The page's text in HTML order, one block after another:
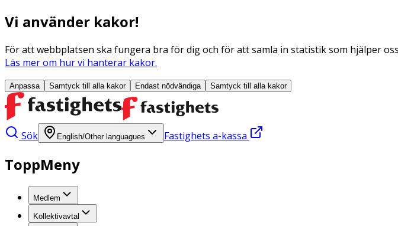
Vi använder kakor!
För att webbplatsen ska fungera bra för dig och för att samla in statistik som hjälper
Läs mer om hur vi hanterar kakor.
Anpassa Samtyck till alla kakor Endast nödvändiga Samtyck till alla kakor
Sök English/Other languagues Fastighets a-kassa
ToppMeny
Medlem
Kollektivavtal